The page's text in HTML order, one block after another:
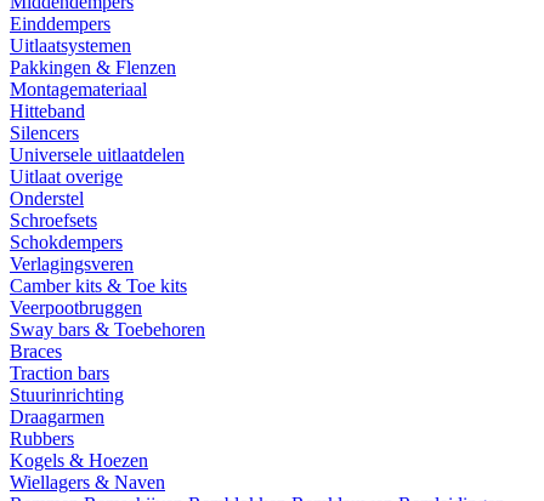
Einddempers
Uitlaatsystemen
Pakkingen & Flenzen
Montagemateriaal
Hitteband
Silencers
Universele uitlaatdelen
Uitlaat overige
Onderstel
Schroefsets
Schokdempers
Verlagingsveren
Camber kits & Toe kits
Veerpootbruggen
Sway bars & Toebehoren
Braces
Traction bars
Stuurinrichting
Draagarmen
Rubbers
Kogels & Hoezen
Wiellagers & Naven